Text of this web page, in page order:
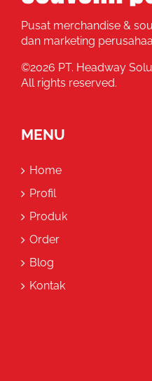
Pusat merchandise &
dan marketing
©2026 PT. Headway
All rights reserved.
MENU
Home
Profil
Produk
Order
Blog
Kontak